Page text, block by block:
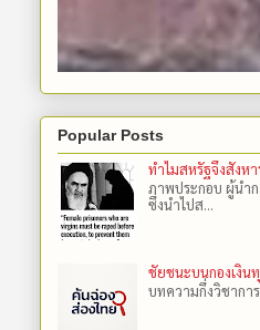
Popular Posts
ทำไมสหรัฐจึงสังห
ภาพประกอบ ผู้นำก
ซึ่งนำไปส...
ชัยชนะบนกองเงิน
บทความกึ่งวิชากา